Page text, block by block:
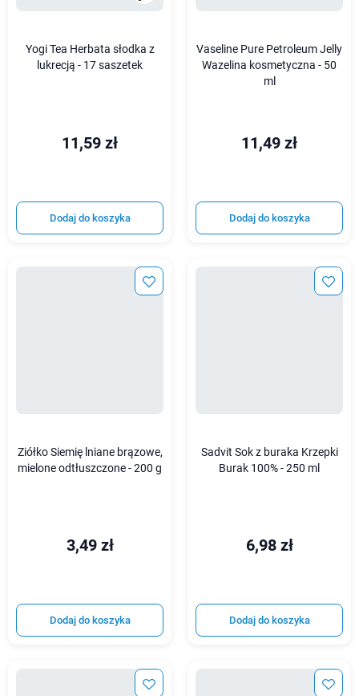
Yogi Tea Herbata słodka z
lukrecją - 17 saszetek
11,59 zł
Dodaj do koszyka
Vaseline Pure Petroleum Jelly
Wazelina kosmetyczna - 50
ml
11,49 zł
Dodaj do koszyka
Ziółko Siemię lniane brązowe,
mielone odtłuszczone - 200 g
3,49 zł
Dodaj do koszyka
Sadvit Sok z buraka Krzepki
Burak 100% - 250 ml
6,98 zł
Dodaj do koszyka